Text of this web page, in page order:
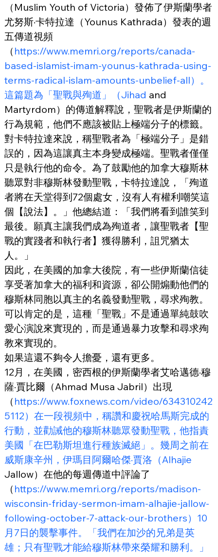
（Muslim Youth of Victoria）發佈了伊斯蘭學者
尤努斯·卡特拉達（Younus Kathrada）發表的週
五傳道視頻
（ https://www.memri.org/reports/canada-
based-islamist-imam-younus-kathrada-using-
terms-radical-islam-amounts-unbelief-all）。
這篇題為「聖戰與殉道」（Jihad and
Martyrdom）的傳道解釋說，聖戰者是伊斯蘭的
行為規範，他們不應該被貼上極端分子的標籤。
對卡特拉達來說，稱聖戰者為「極端分子」是錯
誤的，因為這讓真主本身變成極端。聖戰者僅僅
只是執行他的命令。為了鼓勵他的加拿大穆斯林
聽眾對非穆斯林發動聖戰，卡特拉達說，「殉道
者將在天堂得到72個處女，沒有人有權利嘲笑這
個【說法】。」他總結道：「我們將看到誰笑到
最後。願真主讓我們成為殉道者，讓聖戰者【聖
戰的實踐者和執行者】獲得勝利，詛咒猶太
人。」
因此，在美國的加拿大後院，有一些伊斯蘭信徒
享受著加拿大的福利和資源，卻公開煽動他們的
穆斯林同胞以真主的名義發動聖戰，尋求殉教。
可以肯定的是，這種「聖戰」不是通過單純鼓吹
愛心演說來實現的，而是通過暴力攻擊和尋求殉
教來實現的。
如果這還不夠令人擔憂，還有更多。
12月，在美國，密西根的伊斯蘭學者艾哈邁德·穆
薩·賈比爾（Ahmad Musa Jabril）出現
（ https://www.foxnews.com/video/634310242
5112）在一段視頻中，稱讚和慶祝哈馬斯完成的
行動，並勸誡他的穆斯林聽眾發動聖戰，他指責
美國「在巴勒斯坦進行種族滅絕」。幾周之前在
威斯康辛州，伊瑪目阿爾哈傑·賈洛（Alhajie
Jallow）在他的每週傳道中評論了
（ https://www.memri.org/reports/madison-
wisconsin-friday-sermon-imam-alhajie-jallow-
following-october-7-attack-our-brothers）10
月7日的襲擊事件。「我們在加沙的兄弟是英
雄；只有聖戰才能給穆斯林帶來榮耀和勝利。」